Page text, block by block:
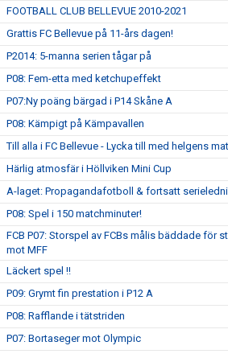
FOOTBALL CLUB BELLEVUE 2010-2021
Grattis FC Bellevue på 11-års dagen!
P2014: 5-manna serien tågar på
P08: Fem-etta med ketchupeffekt
P07:Ny poäng bärgad i P14 Skåne A
P08: Kämpigt på Kämpavallen
Till alla i FC Bellevue - Lycka till med helgens
Härlig atmosfär i Höllviken Mini Cup
A-laget: Propagandafotboll & fortsatt
P08: Spel i 150 matchminuter!
FCB P07: Storspel av FCBs målis bäddade för
mot MFF
Läckert spel !!
P09: Grymt fin prestation i P12 A
P08: Rafflande i tätstriden
P07: Bortaseger mot Olympic